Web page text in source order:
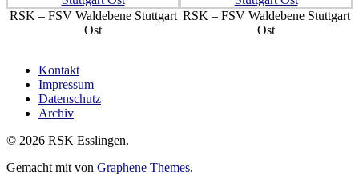
RSK – FSV Waldebene Stuttgart
Ost
RSK – FSV Waldebene Stuttgart
Ost
Kontakt
Impressum
Datenschutz
Archiv
© 2026 RSK Esslingen.
Gemacht mit von Graphene Themes.